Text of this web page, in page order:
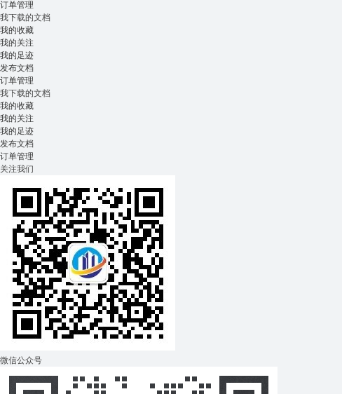
订单管理
我下载的文档
我的收藏
我的关注
我的足迹
发布文档
订单管理
我下载的文档
我的收藏
我的关注
我的足迹
发布文档
订单管理
关注我们
微信公众号